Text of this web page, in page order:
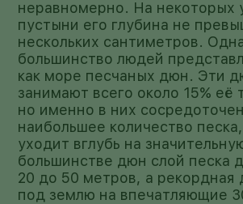
неравномерно. На некоторых
пустыни его глубина не
нескольких сантиметров.
большинство людей
как море песчаных дюн. Эти
занимают всего около 15% её
но именно в них
наибольшее количество
уходит вглубь на
большинстве дюн слой песка
20 до 50 метров, а рекордная
под землю на впечатляющие